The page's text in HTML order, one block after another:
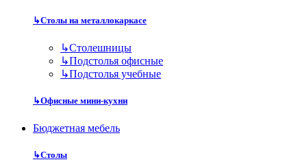
↳Столы на металлокаркасе
↳Столешницы
↳Подстолья офисные
↳Подстолья учебные
↳Офисные мини-кухни
Бюджетная мебель
↳Столы